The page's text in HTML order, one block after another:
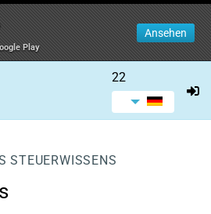
Play
Ansehen
22
STEUERWISSENS